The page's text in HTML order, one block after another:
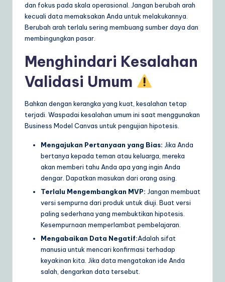
dan fokus pada skala operasional. Jangan berubah arah
kecuali data memaksakan Anda untuk melakukannya.
Berubah arah terlalu sering membuang sumber daya dan
membingungkan pasar.
Menghindari Kesalahan
Validasi Umum
Bahkan dengan kerangka yang kuat, kesalahan tetap
terjadi. Waspadai kesalahan umum ini saat menggunakan
Business Model Canvas untuk pengujian hipotesis.
Mengajukan Pertanyaan yang Bias: Jika Anda
bertanya kepada teman atau keluarga, mereka
akan memberi tahu Anda apa yang ingin Anda
dengar. Dapatkan masukan dari orang asing.
Terlalu Mengembangkan MVP: Jangan membuat
versi sempurna dari produk untuk diuji. Buat versi
paling sederhana yang membuktikan hipotesis.
Kesempurnaan memperlambat pembelajaran.
Mengabaikan Data Negatif:Adalah sifat
manusia untuk mencari konfirmasi terhadap
keyakinan kita. Jika data mengatakan ide Anda
salah, dengarkan data tersebut.